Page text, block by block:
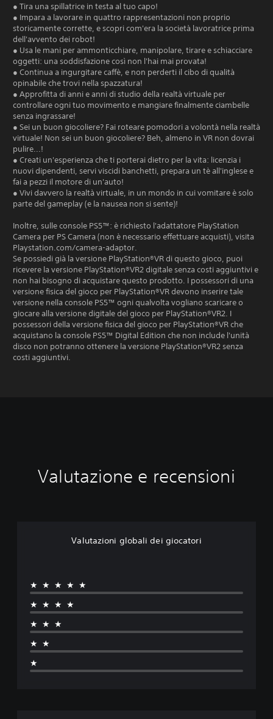
● Tira una spillatrice in testa al tuo capo!
● Impara a lavorare in quattro rappresentazioni non proprio
storicamente corrette, e scopri com'era la società lavoratrice prima
dell'avvento dei robot!
● Usa le mani per ammonticchiare, manipolare, tirare e schiacciare
oggetti: una soddisfazione così non l'hai mai provata!
● Continua a ingurgitare caffè, e non perderti il cibo di qualità
opinabile che trovi nella spazzatura!
● Approfitta di anni e anni di studio della realtà virtuale per
controllare ogni tuo movimento e mangiare finalmente ciambelle
senza ingrassare!
● Sei un buon giocoliere? Fai roteare pomodori a volontà nella realtà
virtuale! Non sei un buon giocoliere? Beh, almeno in VR non dovrai
pulire...!
● Creati un'esperienza che ti porterai dietro per la vita: licenzia i
nuovi dipendenti, servi viscidi banchetti, prepara un tè all'inglese e
fai a pezzi il motore di un'auto!
● Vivi davvero la realtà virtuale, in un mondo in cui vomitare è solo
parte del gameplay (e la nausea non si sente)!
Inoltre, sulle console PS5™: è richiesto l'adattatore PlayStation
Camera per PS Camera (non è necessario effettuare acquisti), visita
Playstation.com/camera-adaptor.
Se possiedi già la versione PlayStation®VR di questo gioco, puoi
ricevere la versione PlayStation®VR2 digitale senza costi aggiuntivi e
non hai bisogno di acquistare questo prodotto. I possessori di una
versione fisica del gioco per PlayStation®VR devono inserire tale
versione nella console PS5™ ogni qualvolta vogliano scaricare o
giocare alla versione digitale del gioco per PlayStation®VR2. I
possessori della versione fisica del gioco per PlayStation®VR che
acquistano la console PS5™ Digital Edition che non include l'unità
disco non potranno ottenere la versione PlayStation®VR2 senza
costi aggiuntivi.
Valutazione e recensioni
Valutazioni globali dei giocatori
★★★★★
★★★★
★★★
★★
★